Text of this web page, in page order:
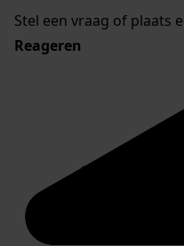
Stel een vraag of plaats
Reageren